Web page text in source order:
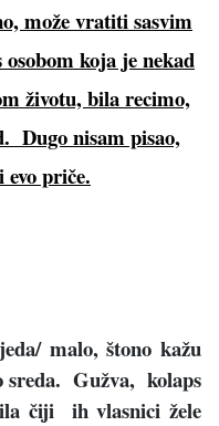
može vratiti sasvim
koja je nekad
životu, bila recimo,
Dugo nisam pisao,
priče.
malo, štono kažu
sreda. Gužva, kolaps
čiji ih vlasnici žele